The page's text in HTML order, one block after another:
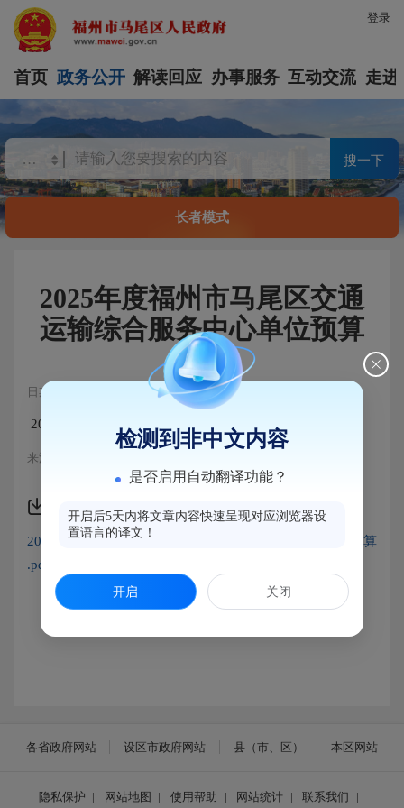
登录
首页 政务公开 解读回应 办事服务 互动交流 走进
搜一下
长者模式
2025年度福州市马尾区交通
运输综合服务中心单位预算
日期：2025-01-10 15:46 浏览量：247
2025年度福州市马尾区交通运输综合服务中心单位预算
来源：马尾区交通局
2025年度福州市马尾区交通运输综合服务中心单位预算
.pdf
各省政府网站 设区市政府网站 县（市、区） 本区网站
隐私保护 | 网站地图 | 使用帮助 | 网站统计 | 联系我们 |
检测到非中文内容
是否启用自动翻译功能？
开启后5天内将文章内容快速呈现对应浏览器设
置语言的译文！
开启 关闭